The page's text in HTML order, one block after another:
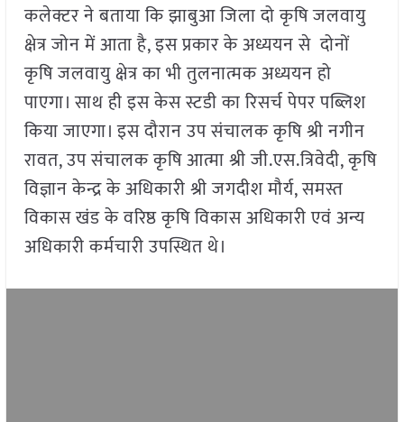
कलेक्टर ने बताया कि झाबुआ जिला दो कृषि जलवायु
क्षेत्र जोन में आता है, इस प्रकार के अध्ययन से दोनों
कृषि जलवायु क्षेत्र का भी तुलनात्मक अध्ययन हो
पाएगा। साथ ही इस केस स्टडी का रिसर्च पेपर पब्लिश
किया जाएगा। इस दौरान उप संचालक कृषि श्री नगीन
रावत, उप संचालक कृषि आत्मा श्री जी.एस.त्रिवेदी, कृषि
विज्ञान केन्द्र के अधिकारी श्री जगदीश मौर्य, समस्त
विकास खंड के वरिष्ठ कृषि विकास अधिकारी एवं अन्य
अधिकारी कर्मचारी उपस्थित थे।